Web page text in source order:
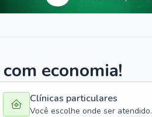
economia!
Clínicas particulares
Você escolhe onde ser atendido.